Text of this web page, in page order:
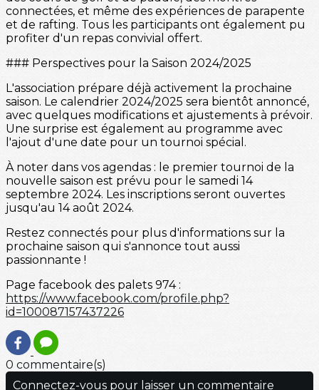
connectées, et même des expériences de parapente
et de rafting. Tous les participants ont également pu
profiter d'un repas convivial offert.
### Perspectives pour la Saison 2024/2025
L'association prépare déjà activement la prochaine
saison. Le calendrier 2024/2025 sera bientôt annoncé,
avec quelques modifications et ajustements à prévoir.
Une surprise est également au programme avec
l'ajout d'une date pour un tournoi spécial.
À noter dans vos agendas : le premier tournoi de la
nouvelle saison est prévu pour le samedi 14
septembre 2024. Les inscriptions seront ouvertes
jusqu'au 14 août 2024.
Restez connectés pour plus d'informations sur la
prochaine saison qui s'annonce tout aussi
passionnante !
Page facebook des palets 974 :
https://www.facebook.com/profile.php?
id=100087157437226
0 commentaire(s)
Connectez-vous pour laisser un commentaire